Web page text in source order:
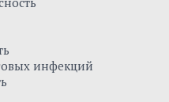
инфекций